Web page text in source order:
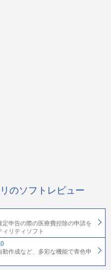
のソフトレビュー
申告の際の医療費控除の申請を
リティソフト
作成など、多彩な機能で青色申